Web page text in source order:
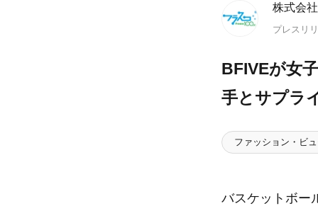
株式会
プレスリ
BFIVEが女
手とサプラ
ファッション・ビ
バスケットボー